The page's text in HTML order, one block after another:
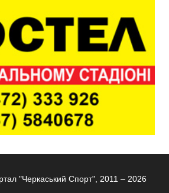
"Черкаський Спорт", 2011 – 2026